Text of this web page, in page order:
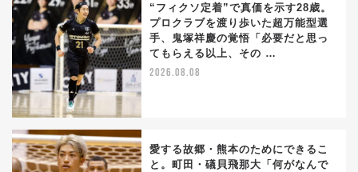
“フィクソ定着”で真価を示す28歳。
プロクラブを渡り歩いた超万能型選
手、鬼塚祥慶の覚悟「必要だと思っ
てもらえる以上、その …
2026.08.08
愛する故郷・熊本のためにできるこ
と。町田・礒貝飛那大「何がなんで